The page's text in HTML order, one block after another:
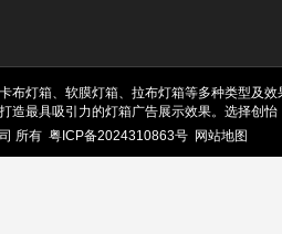
布灯箱、软膜灯箱、拉布灯箱等多种类型及
造最具吸引力的灯箱广告展示效果。选择创怡
所有 粤ICP备2024310863号 网站地图